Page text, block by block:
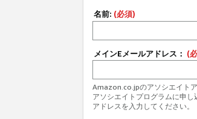
名前: (必須)
メインEメールアドレス： (
Amazon.co.jpのアソシエイト
アソシエイトプログラムに申
アドレスを入力してください。